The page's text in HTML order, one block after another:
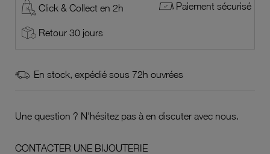
Click & Collect en 2h Paiement sécurisé
Retour 30 jours
En stock, expédié sous 72h ouvrées
Une question ? N'hésitez pas à en discuter avec nous.
CONTACTER UNE BIJOUTERIE